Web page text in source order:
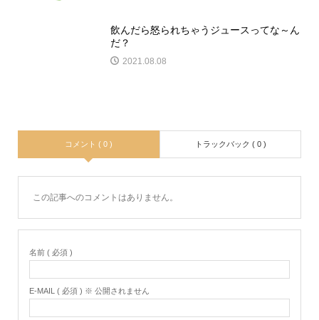
飲んだら怒られちゃうジュースってな～ん
だ？
2021.08.08
コメント ( 0 ) トラックバック ( 0 )
この記事へのコメントはありません。
名前 ( 必須 )
E-MAIL ( 必須 ) ※ 公開されません